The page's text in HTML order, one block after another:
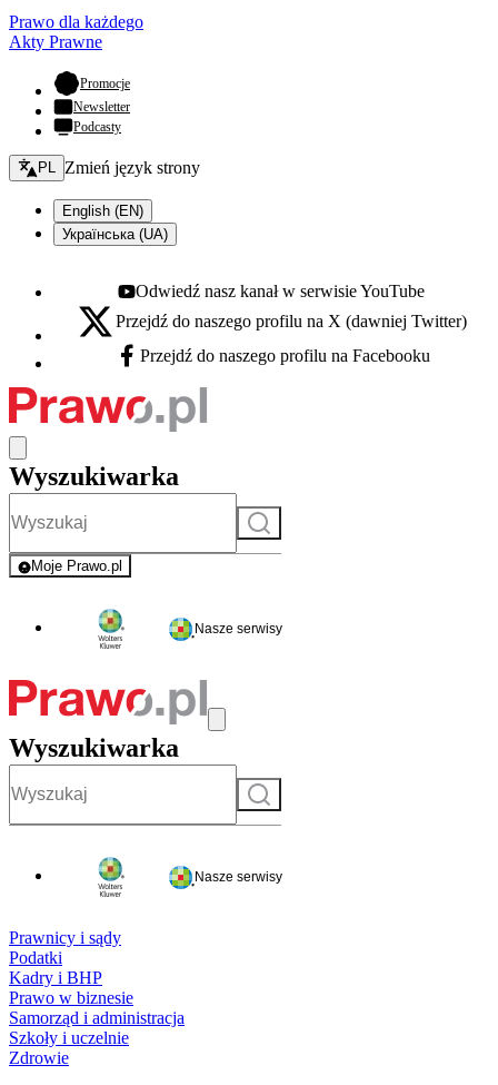
Prawo dla każdego
Akty Prawne
Promocje- otwiera się w nowej karcie
Newsletter
Podcasty
Zmień język - bieżący:
PL Zmień język strony
English (EN)
Українська (UA)
Youtube - otwiera się w nowej karcie
Odwiedź nasz kanał w serwisie YouTube
X - otwiera się w nowej karcie
Przejdź do naszego profilu na X (dawniej Twitter)
Facebook - otwiera się w nowej karcie
Przejdź do naszego profilu na Facebooku
Wyszukiwarka
Szukaj
Moje Prawo.pl
- rejestracja i logowanie do serwisu
Nasze serwisy
Wyszukiwarka
Szukaj
Nasze serwisy
Prawnicy i sądy
Podatki
Kadry i BHP
Prawo w biznesie
Samorząd i administracja
Szkoły i uczelnie
Zdrowie